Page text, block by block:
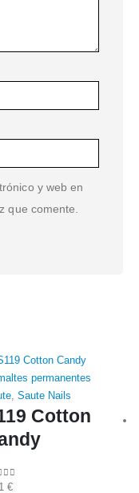
y web en
que comente.
permanentes
, Saute Nails
Cotton
of 5
€